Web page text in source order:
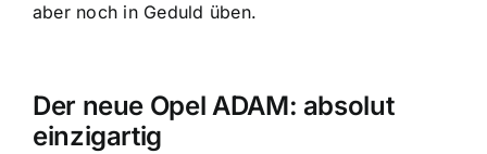
aber noch in Geduld üben.
Der neue Opel ADAM: absolut
einzigartig